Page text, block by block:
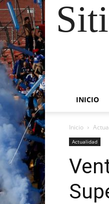
INICIO
Inicio
Actualidad